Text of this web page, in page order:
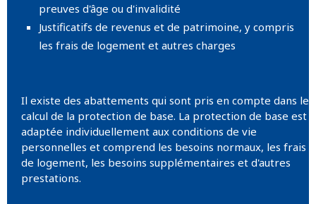
preuves d'âge ou d'invalidité
Justificatifs de revenus et de patrimoine, y compris
les frais de logement et autres charges
Il existe des abattements qui sont pris en compte dans le
calcul de la protection de base. La protection de base est
adaptée individuellement aux conditions de vie
personnelles et comprend les besoins normaux, les frais
de logement, les besoins supplémentaires et d'autres
prestations.